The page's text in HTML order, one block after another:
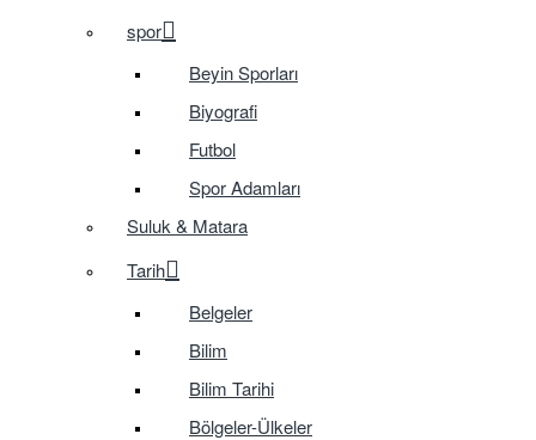
spor
Beyin Sporları
Biyografi
Futbol
Spor Adamları
Suluk & Matara
Tarih
Belgeler
Bilim
Bilim Tarihi
Bölgeler-Ülkeler